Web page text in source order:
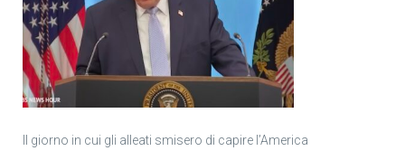
Il giorno in cui gli alleati smisero di capire l’America